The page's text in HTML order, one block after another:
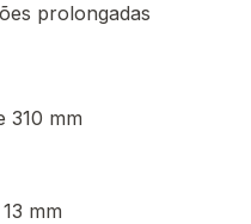
prolongadas
310 mm
mm